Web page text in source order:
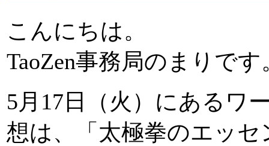
こんにちは。
TaoZen事務局のまりです
5月17日（火）にあるワ
想は、「太極拳のエッセ